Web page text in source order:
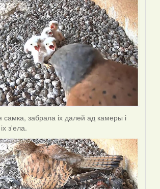
забрала іх далей ад камеры і
з'ела.